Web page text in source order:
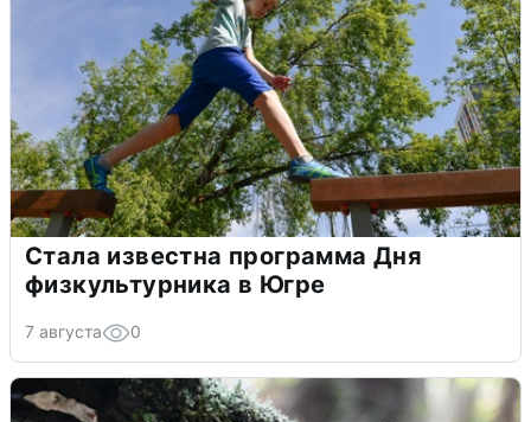
Стала известна программа Дня
физкультурника в Югре
7 августа 0